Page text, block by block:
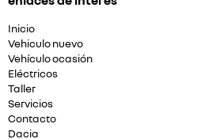
Inicio
Vehiculo nuevo
Vehículo ocasión
Eléctricos
Taller
Servicios
Contacto
Dacia